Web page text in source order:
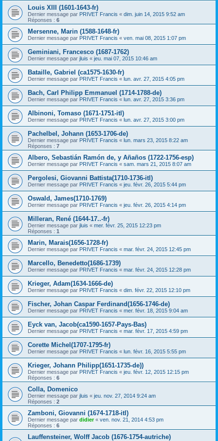
Louis XIII (1601-1643-fr)
Dernier message par PRIVET Francis « dim. juin 14, 2015 9:52 am
Réponses : 6
Mersenne, Marin (1588-1648-fr)
Dernier message par PRIVET Francis « ven. mai 08, 2015 1:07 pm
Geminiani, Francesco (1687-1762)
Dernier message par jluis « jeu. mai 07, 2015 10:46 am
Bataille, Gabriel (ca1575-1630-fr)
Dernier message par PRIVET Francis « lun. avr. 27, 2015 4:05 pm
Bach, Carl Philipp Emmanuel (1714-1788-de)
Dernier message par PRIVET Francis « lun. avr. 27, 2015 3:36 pm
Albinoni, Tomaso (1671-1751-itl)
Dernier message par PRIVET Francis « lun. avr. 27, 2015 3:00 pm
Pachelbel, Johann (1653-1706-de)
Dernier message par PRIVET Francis « lun. mars 23, 2015 8:22 am
Réponses : 7
Albero, Sebastián Ramón de, y Añaños (1722-1756-esp)
Dernier message par PRIVET Francis « sam. mars 21, 2015 8:07 am
Pergolesi, Giovanni Battista(1710-1736-itl)
Dernier message par PRIVET Francis « jeu. févr. 26, 2015 5:44 pm
Oswald, James(1710-1769)
Dernier message par PRIVET Francis « jeu. févr. 26, 2015 4:14 pm
Milleran, René (1644-17..-fr)
Dernier message par jluis « mer. févr. 25, 2015 12:23 pm
Réponses : 1
Marin, Marais(1656-1728-fr)
Dernier message par PRIVET Francis « mar. févr. 24, 2015 12:45 pm
Marcello, Benedetto(1686-1739)
Dernier message par PRIVET Francis « mar. févr. 24, 2015 12:28 pm
Krieger, Adam(1634-1666-de)
Dernier message par PRIVET Francis « dim. févr. 22, 2015 12:10 pm
Fischer, Johan Caspar Ferdinand(1656-1746-de)
Dernier message par PRIVET Francis « mer. févr. 18, 2015 9:04 am
Eyck van, Jacob(ca1590-1657-Pays-Bas)
Dernier message par PRIVET Francis « mar. févr. 17, 2015 4:59 pm
Corette Michel(1707-1795-fr)
Dernier message par PRIVET Francis « lun. févr. 16, 2015 5:55 pm
Krieger, Johann Philipp(1651-1735-de))
Dernier message par PRIVET Francis « jeu. févr. 12, 2015 12:15 pm
Réponses : 6
Colla, Domenico
Dernier message par jluis « jeu. nov. 27, 2014 9:24 am
Réponses : 2
Zamboni, Giovanni (1674-1718-itl)
Dernier message par didier« ven. nov. 21, 2014 4:53 pm
Réponses : 6
Lauffensteiner, Wolff Jacob (1676-1754-autriche)